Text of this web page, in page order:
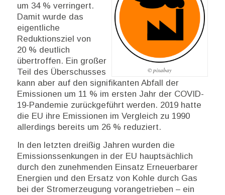
© pixabay
um 34 % verringert.
Damit wurde das
eigentliche
Reduktionsziel von
20 % deutlich
übertroffen. Ein großer
Teil des Überschusses
kann aber auf den signifikanten Abfall der
Emissionen um 11 % im ersten Jahr der COVID-
19-Pandemie zurückgeführt werden. 2019 hatte
die EU ihre Emissionen im Vergleich zu 1990
allerdings bereits um 26 % reduziert.
In den letzten dreißig Jahren wurden die
Emissionssenkungen in der EU hauptsächlich
durch den zunehmenden Einsatz Erneuerbarer
Energien und den Ersatz von Kohle durch Gas
bei der Stromerzeugung vorangetrieben – ein